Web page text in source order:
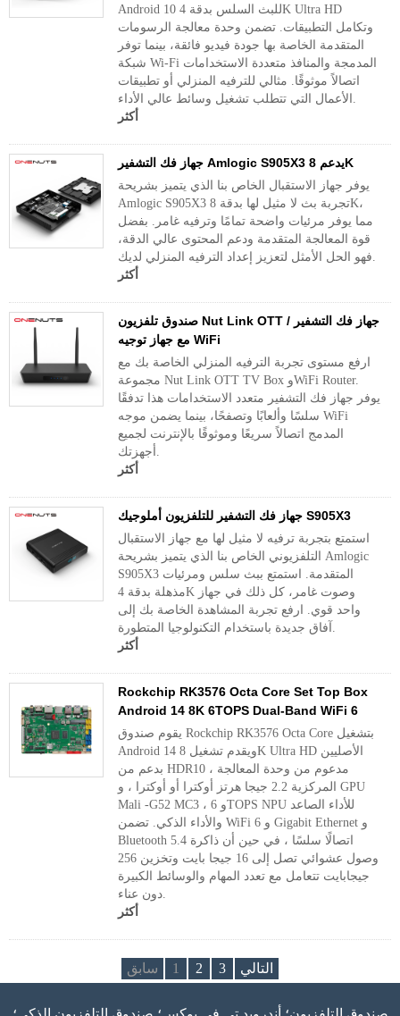
Android 10 للبث السلس بدقة 4K Ultra HD
وتكامل التطبيقات. تضمن وحدة معالجة الرسومات
المتقدمة الخاصة بها جودة فيديو فائقة، بينما توفر
شبكة Wi-Fi المدمجة والمنافذ متعددة الاستخدامات
اتصالاً موثوقًا. مثالي للترفيه المنزلي أو تطبيقات
الأعمال التي تتطلب تشغيل وسائط عالي الأداء.
أكثر
جهاز فك التشفير Amlogic S905X3 يدعم 8K
يوفر جهاز الاستقبال الخاص بنا الذي يتميز بشريحة
Amlogic S905X3 تجربة بث لا مثيل لها بدقة 8K،
مما يوفر مرئيات واضحة تمامًا وترفيه غامر. بفضل
قوة المعالجة المتقدمة ودعم المحتوى عالي الدقة،
فهو الحل الأمثل لتعزيز إعداد الترفيه المنزلي لديك.
أكثر
صندوق تلفزيون Nut Link OTT / جهاز فك التشفير
مع جهاز توجيه WiFi
ارفع مستوى تجربة الترفيه المنزلي الخاصة بك مع
مجموعة Nut Link OTT TV Box وWiFi Router.
يوفر جهاز فك التشفير متعدد الاستخدامات هذا تدفقًا
سلسًا وألعابًا وتصفحًا، بينما يضمن موجه WiFi
المدمج اتصالاً سريعًا وموثوقًا بالإنترنت لجميع
أجهزتك.
أكثر
جهاز فك التشفير للتلفزيون أملوجيك S905X3
استمتع بتجربة ترفيه لا مثيل لها مع جهاز الاستقبال
التلفزيوني الخاص بنا الذي يتميز بشريحة Amlogic
S905X3 المتقدمة. استمتع ببث سلس ومرئيات
مذهلة بدقة 4K وصوت غامر، كل ذلك في جهاز
واحد قوي. ارفع تجربة المشاهدة الخاصة بك إلى
آفاق جديدة باستخدام التكنولوجيا المتطورة.
أكثر
Rockchip RK3576 Octa Core Set Top Box
Android 14 8K 6TOPS Dual-Band WiFi 6
يقوم صندوق Rockchip RK3576 Octa Core بتشغيل
Android 14 ويقدم تشغيل 8K Ultra HD الأصليين
بدعم من HDR10 ، مدعوم من وحدة المعالجة
المركزية 2.2 جيجا هرتز أوكترا أو أوكترا ، و GPU
Mali -G52 MC3 ، و 6TOPS NPU للأداء الصاعد
والأداء الذكي. تضمن WiFi 6 و Gigabit Ethernet و
Bluetooth 5.4 اتصالًا سلسًا ، في حين أن ذاكرة
وصول عشوائي تصل إلى 16 جيجا بايت وتخزين 256
جيجابايت تتعامل مع تعدد المهام والوسائط الكبيرة
دون عناء.
أكثر
سابق 1 2 3 التالي